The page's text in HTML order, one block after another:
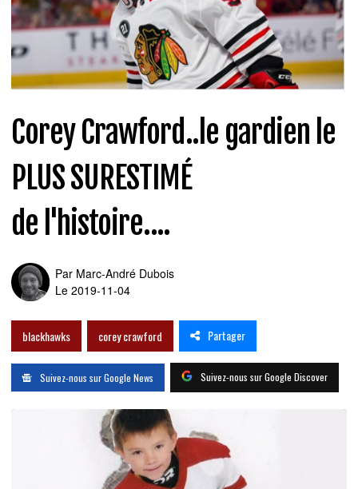
Corey Crawford..le gardien le
PLUS SURESTIMÉ
de l'histoire....
Par Marc-André Dubois
Le 2019-11-04
blackhawks corey crawford Partager
Suivez-nous sur Google News Suivez-nous sur Google Discover